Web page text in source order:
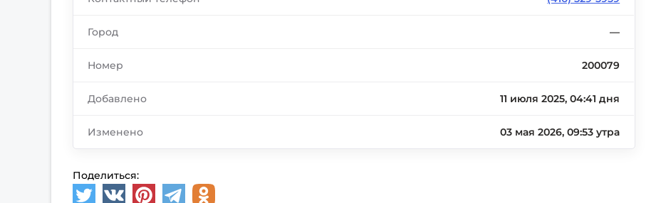
Город —
Номер 200079
Добавлено 11 июля 2025, 04:41 дня
Изменено 03 мая 2026, 09:53 утра
Поделиться: